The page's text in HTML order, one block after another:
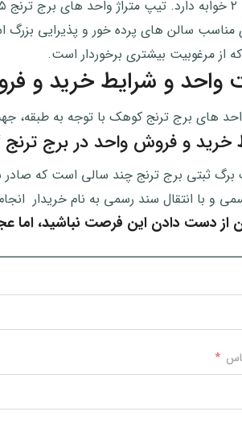
سالن های پرده خور و پذیرایی بزرگ
از مرغوبیت بیشتری برخوردار است.
واحد و شرایط خرید و
های برج ترنج کوهک با توجه به طبقه،
خرید و فروش واحد در برج
ثبتی برج ترنج چند سالی است که صادر
و با انتقال سند رسمی به نام خریدار
از دست دادن این فرصت نباشید، اما